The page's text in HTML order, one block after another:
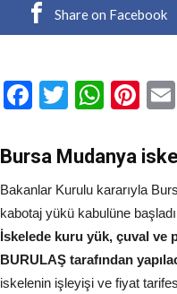
Share on Facebook
Facebook
Twitter
Bursa Mudanya
Bakanlar Kurulu kararıyla
kabotaj yükü kabulüne
İskelede kuru yük, çuval ve
BURULAŞ tarafından
iskelenin işleyişi ve fiyat